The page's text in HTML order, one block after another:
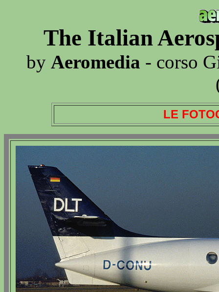
The Italian
by Aeromedia - corso
LE